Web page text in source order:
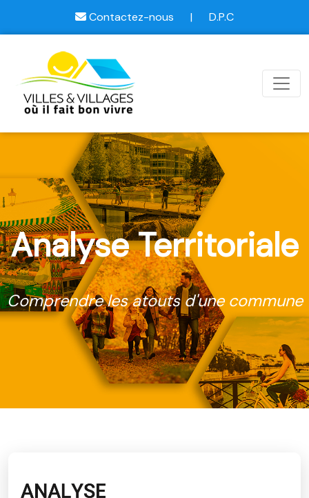
Contactez-nous | D.P.C
Analyse Territoriale
Comprendre les atouts d'une commune